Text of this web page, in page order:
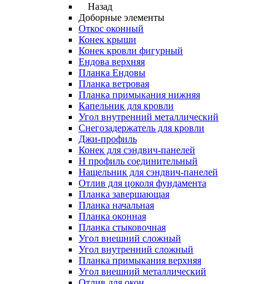
Назад
Доборные элементы
Откос оконный
Конек крыши
Конек кровли фигурный
Ендова верхняя
Планка Ендовы
Планка ветровая
Планка примыкания нижняя
Капельник для кровли
Угол внутренний металлический
Снегозадержатель для кровли
Джи-профиль
Конек для сэндвич-панелей
Н профиль соединительный
Нащельник для сэндвич-панелей
Отлив для цоколя фундамента
Планка завершающая
Планка начальная
Планка оконная
Планка стыковочная
Угол внешний сложный
Угол внутренний сложный
Планка примыкания верхняя
Угол внешний металлический